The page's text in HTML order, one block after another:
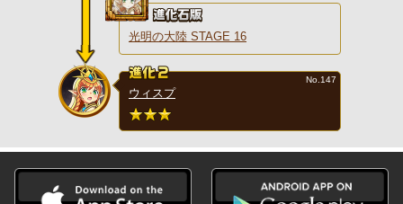
光明の大陸 STAGE 16
ウィスプ
No.147